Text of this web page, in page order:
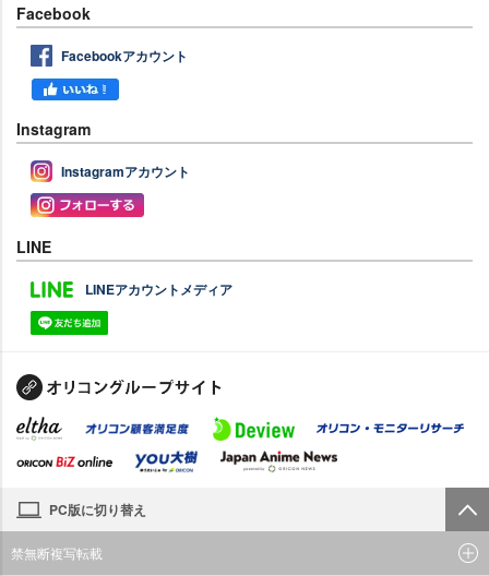
Facebook
Facebookアカウント
Instagram
Instagramアカウント
LINE
LINEアカウントメディア
PC版に切り替え
禁無断複写転載